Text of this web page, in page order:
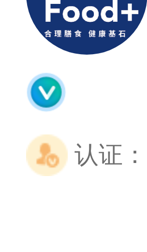
认证：